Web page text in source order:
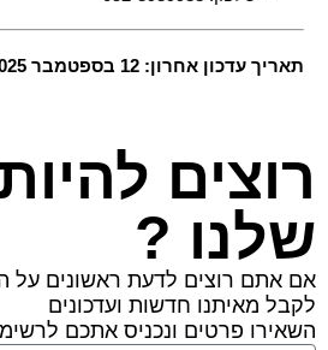
תאריך עדכון אחרון: 12 בספטמבר 2025
רוצים
שלנו ?
אם אתם רוצים לדעת ראשונים על
לקבל מאיתנו חדשות ועדכונים
השאירו פרטים ונכניס אתכם